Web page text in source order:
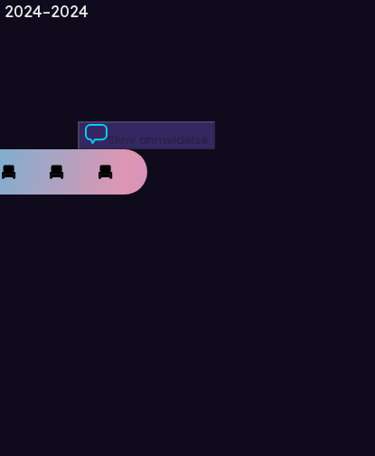
Skriv anmeldelse
2024–2024